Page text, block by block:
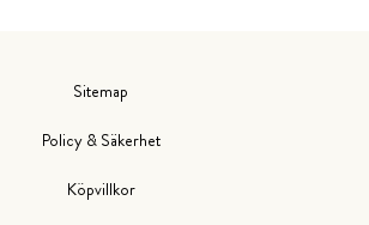
Sitemap
Policy & Säkerhet
Köpvillkor